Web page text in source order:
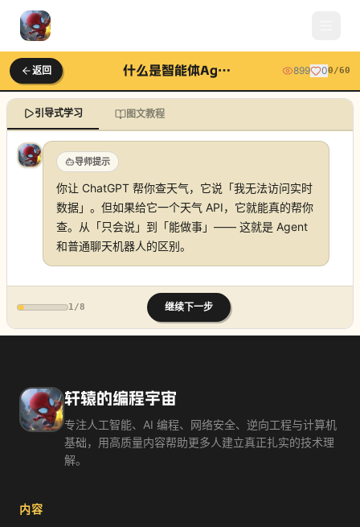
返回 什么是智能体Agent 899 00/60
引导式学习 图文教程
导师提示
你让 ChatGPT 帮你查天气，它说「我无法访问实时
数据」。但如果给它一个天气 API，它就能真的帮你
查。从「只会说」到「能做事」—— 这就是 Agent
和普通聊天机器人的区别。
1/8 继续下一步
你让 ChatGPT 帮你查天气，它说「我无法访问实时数据」。
智能体（Agent）= LLM + 记忆 + 工具 + 规划。它不只是回
Agent 工作循环
Agent 和普通聊天机器人最大的区别是什么？
Agent 回答更准确
Agent 的模型更大
Agent 不需要大语言模型
轩辕的编程宇宙
专注人工智能、AI 编程、网络安全、逆向工程与计算机
基础，用高质量内容帮助更多人建立真正扎实的技术理
解。
内容